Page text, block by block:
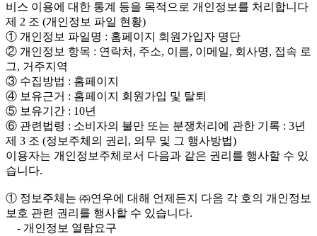
비스 이용에 대한 통계 등을 목적으로 개인정보를 처리합니다
제 2 조 (개인정보 파일 현황)
① 개인정보 파일명 : 홈페이지 회원가입자 명단
② 개인정보 항목 : 연락처, 주소, 이름, 이메일, 회사명, 접속 로
그, 거주지역
③ 수집방법 : 홈페이지
④ 보유근거 : 홈페이지 회원가입 및 탈퇴
⑤ 보유기간 : 10년
⑥ 관련법령 : 소비자의 불만 또는 분쟁처리에 관한 기록 : 3년
제 3 조 (정보주체의 권리, 의무 및 그 행사방법)
이용자는 개인정보주체로서 다음과 같은 권리를 행사할 수 있
습니다.
① 정보주체는 ㈜연우에 대해 언제든지 다음 각 호의 개인정보
보호 관련 권리를 행사할 수 있습니다.
- 개인정보 열람요구